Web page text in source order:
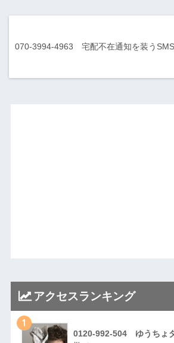
070-3994-4963 宅配不在通知を装うSMS
アクセスランキング
1
0120-992-504 ゆうちょ